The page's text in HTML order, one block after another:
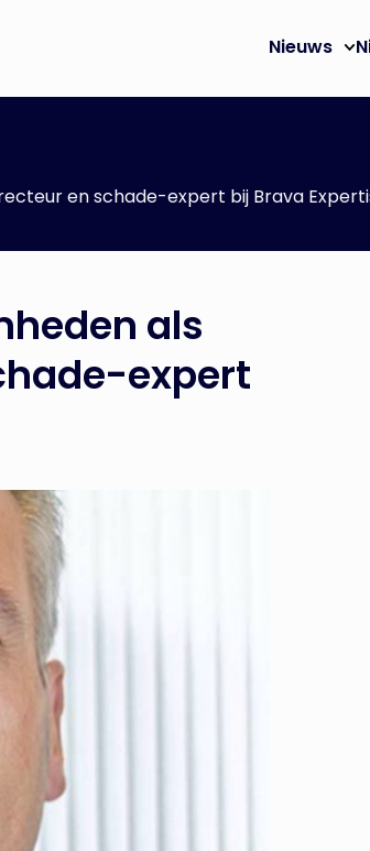
Nieuws
en schade-expert bij Brava
als
expert